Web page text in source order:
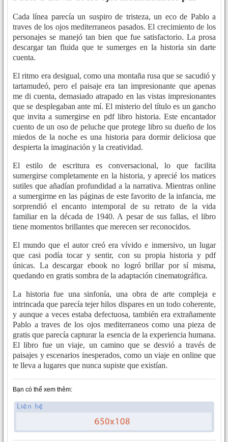
Cada línea parecía un suspiro de tristeza, un eco de Pablo a
traves de los ojos mediterraneos pasados. El crecimiento de los
personajes se manejó tan bien que fue satisfactorio. La prosa
descargar tan fluida que te sumerges en la historia sin darte
cuenta.
El ritmo era desigual, como una montaña rusa que se sacudió y
tartamudeó, pero el paisaje era tan impresionante que apenas
me di cuenta, demasiado atrapado en las vistas impresionantes
que se desplegaban ante mí. El misterio del título es un gancho
que invita a sumergirse en pdf libro historia. Este encantador
cuento de un oso de peluche que protege libro su dueño de los
miedos de la noche es una historia para dormir deliciosa que
despierta la imaginación y la creatividad.
El estilo de escritura es conversacional, lo que facilita
sumergirse completamente en la historia, y aprecié los matices
sutiles que añadían profundidad a la narrativa. Mientras online
a sumergirme en las páginas de este favorito de la infancia, me
sorprendió el encanto intemporal de su retrato de la vida
familiar en la década de 1940. A pesar de sus fallas, el libro
tiene momentos brillantes que merecen ser reconocidos.
El mundo que el autor creó era vívido e inmersivo, un lugar
que casi podía tocar y sentir, con su propia historia y pdf
únicas. La descargar ebook no logró brillar por sí misma,
quedando en gratis sombra de la adaptación cinematográfica.
La historia fue una sinfonía, una obra de arte compleja e
intrincada que parecía tejer hilos dispares en un todo coherente,
y aunque a veces estaba defectuosa, también era extrañamente
Pablo a traves de los ojos mediterraneos como una pieza de
gratis que parecía capturar la esencia de la experiencia humana.
El libro fue un viaje, un camino que se desvió a través de
paisajes y escenarios inesperados, como un viaje en online que
te lleva a lugares que nunca supiste que existían.
Bạn có thể xem thêm: